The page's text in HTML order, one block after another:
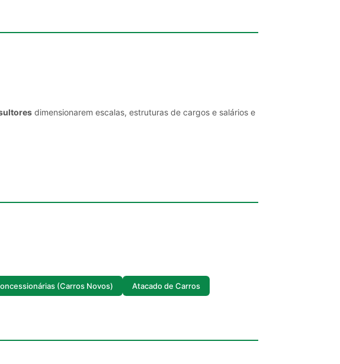
dimensionarem escalas, estruturas de cargos e salários e
(Carros Novos) Atacado de Carros